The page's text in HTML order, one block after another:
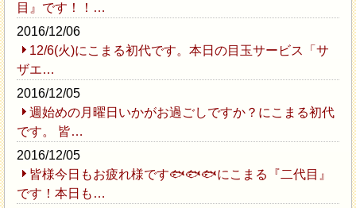
目』です！！…
2016/12/06
12/6(火)にこまる初代です。本日の目玉サービス「サ
ザエ…
2016/12/05
週始めの月曜日いかがお過ごしですか？にこまる初代
です。 皆…
2016/12/05
皆様今日もお疲れ様です🐟🐟🐟にこまる『二代目』
です！本日も…